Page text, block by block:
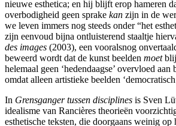
nieuwe esthetica; en hij blijft erop hameren
overbodigheid geen sprake kan zijn in de
we leven immers nog steeds onder “het
zijn eenvoud bijna ontluisterend staaltje
des images (2003), een vooralsnog
beweerd wordt dat de kunst beelden moet
helemaal geen ‘hedendaagse’ overvloed aan
omdat alleen artistieke beelden
In Grensganger tussen disciplines is Sven
idealisme van Rancières theorieën
esthetische teksten, die doorgaans weinig op